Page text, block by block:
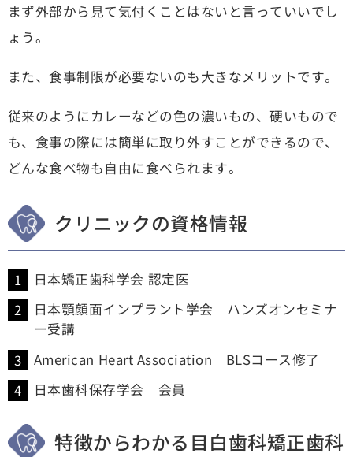
まず外部から見て気付くことはないと言っていいでし
ょう。
また、食事制限が必要ないのも大きなメリットです。
従来のようにカレーなどの色の濃いもの、硬いもので
も、食事の際には簡単に取り外すことができるので、
どんな食べ物も自由に食べられます。
クリニックの資格情報
日本矯正歯科学会 認定医
日本顎顔面インプラント学会 ハンズオンセミナ
ー受講
American Heart Association BLSコース修了
日本歯科保存学会 会員
特徴からわかる目白歯科矯正歯科